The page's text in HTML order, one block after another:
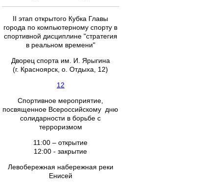
II этап открытого Кубка Главы
города по компьютерному спорту в
спортивной дисциплине "стратегия
в реальном времени"
Дворец спорта им. И. Ярыгина
(г. Красноярск, о. Отдыха, 12)
12
Спортивное мероприятие,
посвященное Всероссийскому дню
солидарности в борьбе с
терроризмом
11:00 – открытие
12:00 - закрытие
Левобережная набережная реки
Енисей